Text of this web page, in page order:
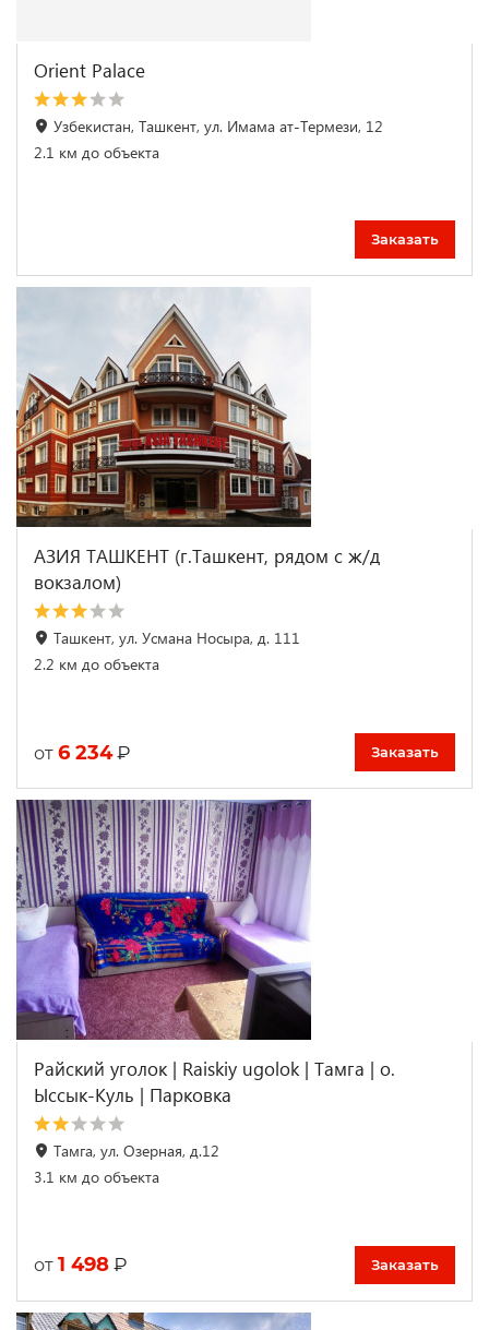
Orient Palace
Узбекистан, Ташкент, ул. Имама ат-Термези, 12
2.1 км до объекта
Заказать
АЗИЯ ТАШКЕНТ (г.Ташкент, рядом с ж/д
вокзалом)
Ташкент, ул. Усмана Носыра, д. 111
2.2 км до объекта
от 6 234 ₽ Заказать
Райский уголок | Raiskiy ugolok | Тамга | о.
Ыссык-Куль | Парковка
Тамга, ул. Озерная, д.12
3.1 км до объекта
от 1 498 ₽ Заказать